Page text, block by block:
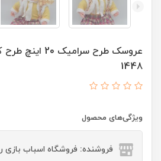
1448
ویژگی‌های محصول
فروشنده: فروشگاه اسباب